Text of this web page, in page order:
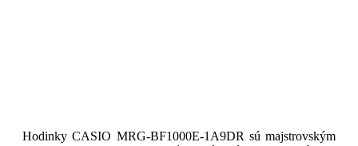
Hodinky CASIO MRG-BF1000E-1A9DR sú majstrovským